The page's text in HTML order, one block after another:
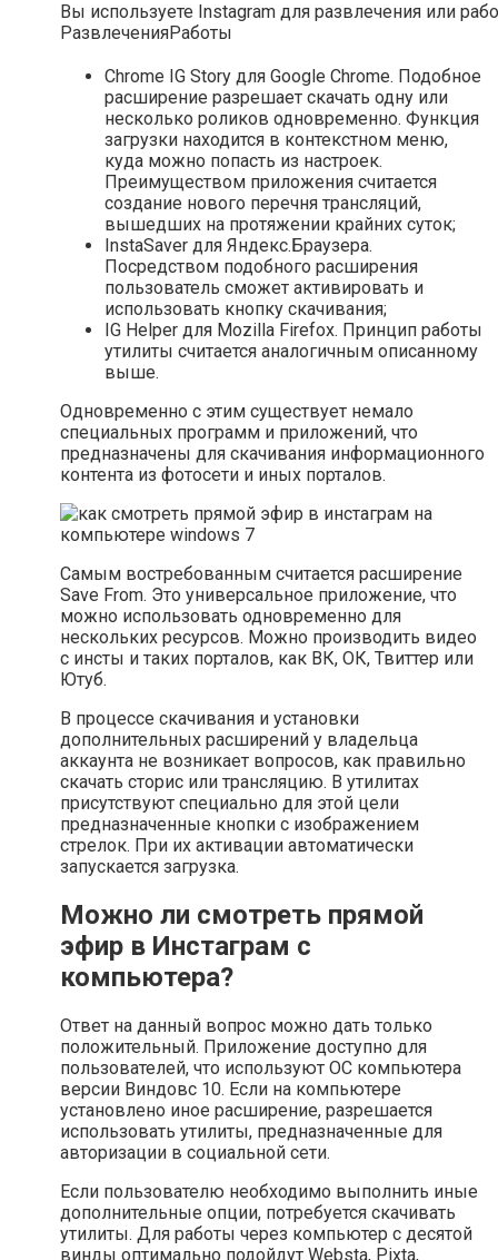
Вы используете Instagram для развлечения или
РазвлеченияРаботы
Chrome IG Story для Google Chrome. Подобное
расширение разрешает скачать одну или
несколько роликов одновременно. Функция
загрузки находится в контекстном меню,
куда можно попасть из настроек.
Преимуществом приложения считается
создание нового перечня трансляций,
вышедших на протяжении крайних суток;
InstaSaver для Яндекс.Браузера.
Посредством подобного расширения
пользователь сможет активировать и
использовать кнопку скачивания;
IG Helper для Mozilla Firefox. Принцип работы
утилиты считается аналогичным описанному
выше.
Одновременно с этим существует немало
специальных программ и приложений, что
предназначены для скачивания информационного
контента из фотосети и иных порталов.
Самым востребованным считается расширение
Save From. Это универсальное приложение, что
можно использовать одновременно для
нескольких ресурсов. Можно производить видео
с инсты и таких порталов, как ВК, ОК, Твиттер или
Ютуб.
В процессе скачивания и установки
дополнительных расширений у владельца
аккаунта не возникает вопросов, как правильно
скачать сторис или трансляцию. В утилитах
присутствуют специально для этой цели
предназначенные кнопки с изображением
стрелок. При их активации автоматически
запускается загрузка.
Можно ли смотреть прямой
эфир в Инстаграм с
компьютера?
Ответ на данный вопрос можно дать только
положительный. Приложение доступно для
пользователей, что используют ОС компьютера
версии Виндовс 10. Если на компьютере
установлено иное расширение, разрешается
использовать утилиты, предназначенные для
авторизации в социальной сети.
Если пользователю необходимо выполнить иные
дополнительные опции, потребуется скачивать
утилиты. Для работы через компьютер с десятой
винды оптимально подойдут Websta, Pixta,